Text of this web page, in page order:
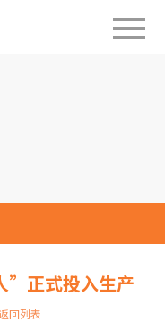
”正式投入生产
回列表